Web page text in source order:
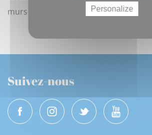
murs des Galeries Lafayette, ou ici :
Suivez-nous
Personalize